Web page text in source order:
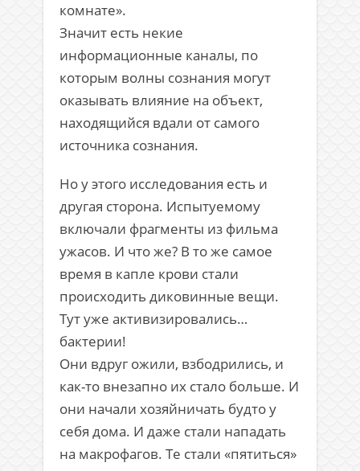
комнате».
Значит есть некие
информационные каналы, по
которым волны сознания могут
оказывать влияние на объект,
находящийся вдали от самого
источника сознания.
Но у этого исследования есть и
другая сторона. Испытуемому
включали фрагменты из фильма
ужасов. И что же? В то же самое
время в капле крови стали
происходить диковинные вещи.
Тут уже активизировались…
бактерии!
Они вдруг ожили, взбодрились, и
как-то внезапно их стало больше. И
они начали хозяйничать будто у
себя дома. И даже стали нападать
на макрофагов. Те стали «пятиться»